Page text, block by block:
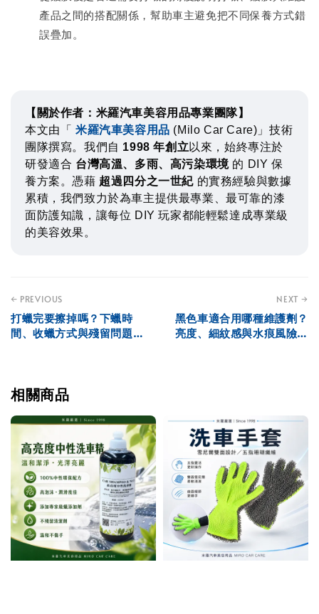
產品之間的搭配關係，幫助車主避免把不同保養方式錯
誤疊加。
【關於作者：米羅汽車美容用品專業團隊】
本文由「 米羅汽車美容用品 (Milo Car Care)」技術
團隊撰寫。我們自 1998 年創立 以來，始終專注於
研發適合 台灣高溫、多雨、高污染環境的 DIY 保
養方案。憑藉 超過四分之一世紀 的實務經驗與數據
累積，我們致力於為車主提供最專業、最可靠的漆
面防護知識，讓每位 DIY 玩家都能輕鬆達成專業級
的美容效果。
← PREVIOUS
打蠟完要擦掉嗎？下蠟時
間、收蠟方式與殘留問題解
NEXT →
黑色車適合用哪種維護劑？
亮度、細紋感與水痕風險解
相關商品